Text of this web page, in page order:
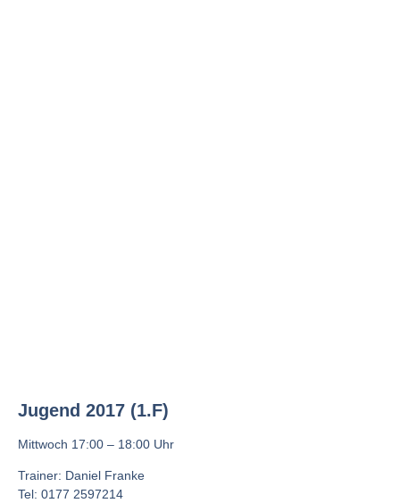
Jugend 2017 (1.F)
Mittwoch 17:00 – 18:00 Uhr
Trainer: Daniel Franke
Tel: 0177 2597214